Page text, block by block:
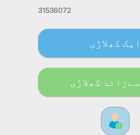
31536072
ایک کھلاڑی
کھلاڑی